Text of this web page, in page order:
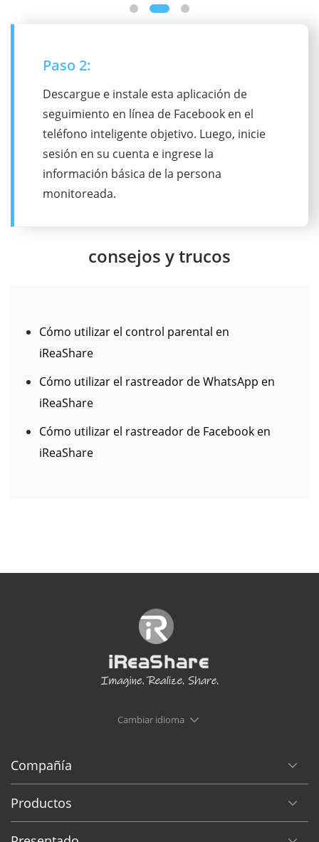
Paso 3:
Una vez hecho esto, haga clic en "Verificar
configuración". Luego podrá realizar un
seguimiento de todos los detalles sobre la
cuenta de Facebook objetivo en el panel.
Cómo utilizar el rastreador de WhatsApp en
Cómo utilizar el rastreador de Facebook en
Cambiar idioma
Productos
Presentado